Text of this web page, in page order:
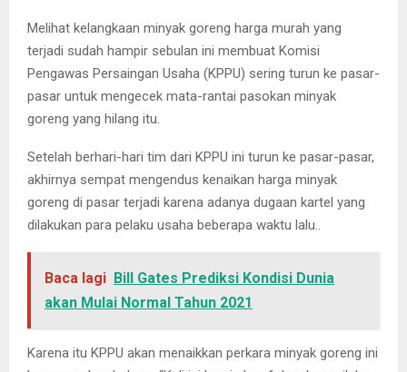
Melihat kelangkaan minyak goreng harga murah yang
terjadi sudah hampir sebulan ini membuat Komisi
Pengawas Persaingan Usaha (KPPU) sering turun ke pasar-
pasar untuk mengecek mata-rantai pasokan minyak
goreng yang hilang itu.
Setelah berhari-hari tim dari KPPU ini turun ke pasar-pasar,
akhirnya sempat mengendus kenaikan harga minyak
goreng di pasar terjadi karena adanya dugaan kartel yang
dilakukan para pelaku usaha beberapa waktu lalu..
Baca lagi Bill Gates Prediksi Kondisi Dunia
akan Mulai Normal Tahun 2021
Karena itu KPPU akan menaikkan perkara minyak goreng ini